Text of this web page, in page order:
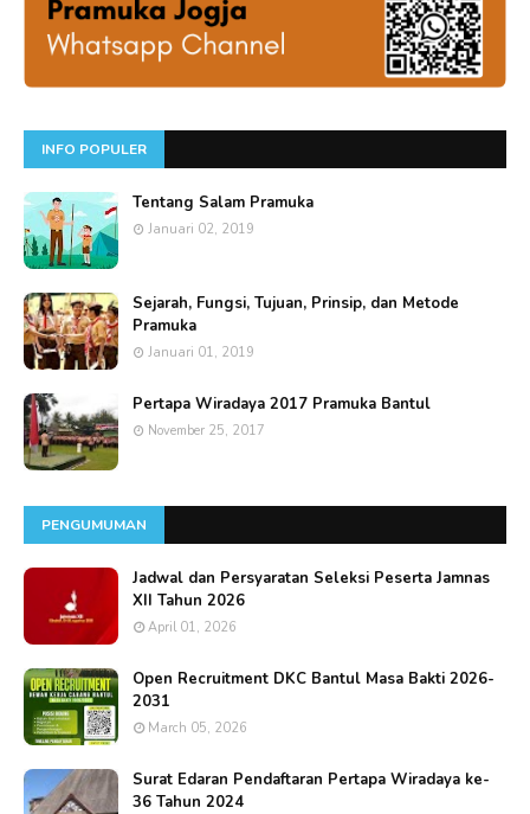
INFO POPULER
Tentang Salam Pramuka
Januari 02, 2019
Sejarah, Fungsi, Tujuan, Prinsip, dan Metode
Pramuka
Januari 01, 2019
Pertapa Wiradaya 2017 Pramuka Bantul
November 25, 2017
PENGUMUMAN
Jadwal dan Persyaratan Seleksi Peserta Jamnas
XII Tahun 2026
April 01, 2026
Open Recruitment DKC Bantul Masa Bakti 2026-
2031
March 05, 2026
Surat Edaran Pendaftaran Pertapa Wiradaya ke-
36 Tahun 2024